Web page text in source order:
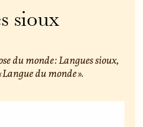
sioux
du monde : Langues sioux,
du monde ».